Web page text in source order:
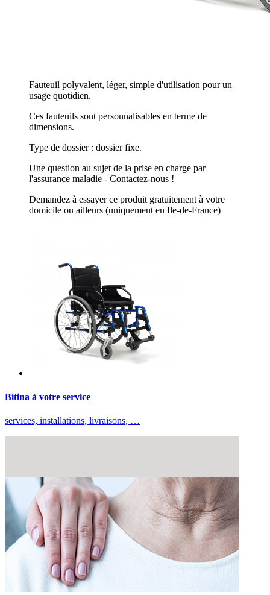
Fauteuil polyvalent, léger, simple d'utilisation pour un
usage quotidien.
Ces fauteuils sont personnalisables en terme de
dimensions.
Type de dossier : dossier fixe.
Une question au sujet de la prise en charge par
l'assurance maladie - Contactez-nous !
Demandez à essayer ce produit gratuitement à votre
domicile ou ailleurs (uniquement en Ile-de-France)
Bitina à votre service
services, installations, livraisons, …